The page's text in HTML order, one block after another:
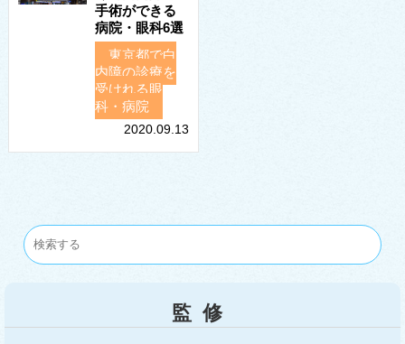
手術ができる
病院・眼科6選
東京都で白
内障の診療を
受けれる眼
科・病院
2020.09.13
監修